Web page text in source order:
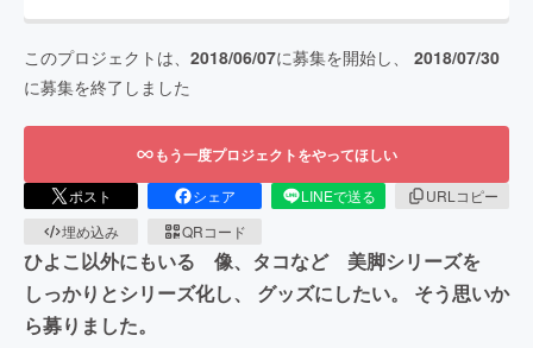
このプロジェクトは、 2018/06/07に募集を開始し、 2018/07/30
に募集を終了しました
もう一度プロジェクトをやってほしい
ポスト シェア LINEで送る
URLコピー
埋め込み
QRコード
ひよこ以外にもいる 像、タコなど 美脚シリーズを
しっかりとシリーズ化し、 グッズにしたい。 そう思いか
ら募りました。